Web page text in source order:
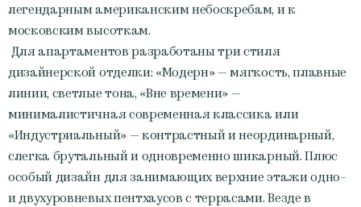
легендарным американским небоскребам, и к
московским высоткам.
Для апартаментов разработаны три стиля
дизайнерской отделки: «Модерн» — мягкость, плавные
линии, светлые тона, «Вне времени» —
минималистичная современная классика или
«Индустриальный» — контрастный и неординарный,
слегка брутальный и одновременно шикарный. Плюс
особый дизайн для занимающих верхние этажи одно-
и двухуровневых пентхаусов с террасами. Везде в